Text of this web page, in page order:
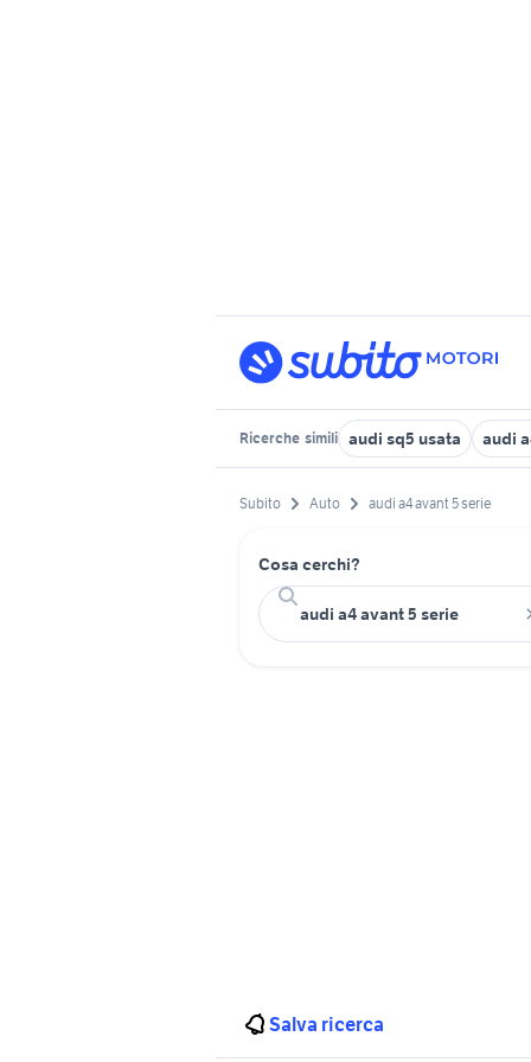
Ricerche simili audi sq5 usata audi
Subito Auto audi a4 avant 5 serie
Cosa cerchi?
Salva ricerca